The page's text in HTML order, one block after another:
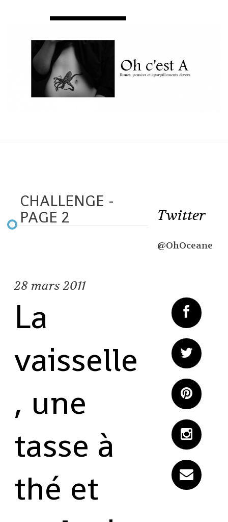
CHALLENGE -
PAGE 2
28 mars 2011
La
vaisselle
, une
tasse à
thé et
Twitter
@OhOceane